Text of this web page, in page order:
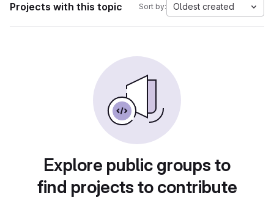
Projects with this topic Sort by: Oldest created
Explore public groups to
find projects to contribute